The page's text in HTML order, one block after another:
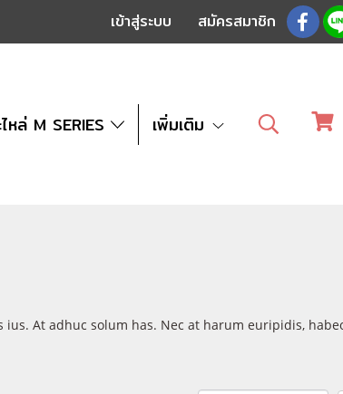
เข้าสู่ระบบ สมัครสมาชิก
หล่ M SERIES เพิ่มเติม
At adhuc solum has. Nec at harum euripidis,